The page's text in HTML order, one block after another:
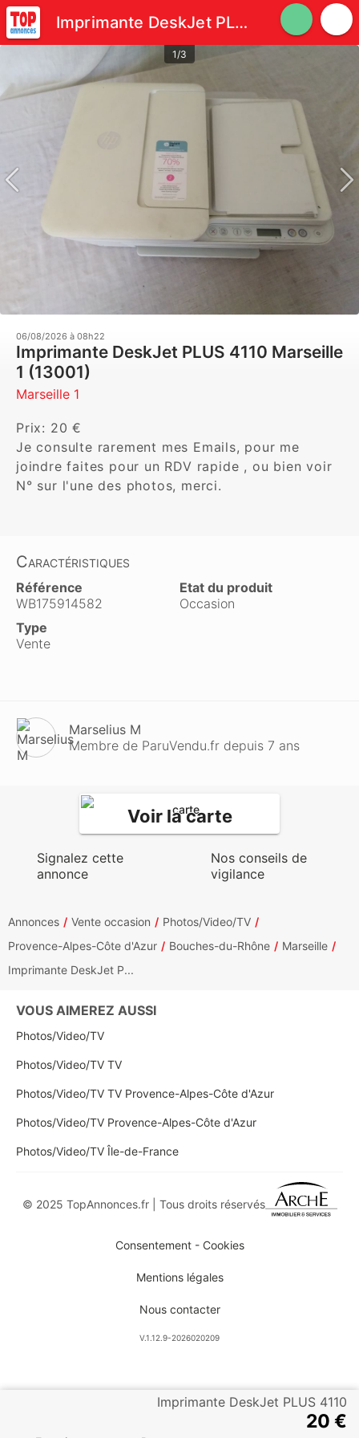
Imprimante DeskJet PLUS 4110
1/3
06/08/2026 à 08h22
Imprimante DeskJet PLUS 4110 Marseille
1 (13001)
Marseille 1
Prix: 20 €
Je consulte rarement mes Emails, pour me
joindre faites pour un RDV rapide , ou bien voir
Caractéristiques
Référence
WB175914582
Etat du produit
Occasion
Type
Vente
Marselius M
Membre de ParuVendu.fr depuis 7 ans
Voir la carte
Signalez cette
annonce
Nos conseils de
vigilance
Imprimante DeskJet PLUS 4110
20 €
Annonces Vente occasion
Photos/Video/TV
Provence-Alpes-Côte d'Azur
Bouches-du-Rhône
Marseille
Imprimante DeskJet P...
VOUS AIMEREZ AUSSI
Photos/Video/TV
Photos/Video/TV TV
Photos/Video/TV TV Provence-Alpes-Côte d'Azur
Photos/Video/TV Provence-Alpes-Côte d'Azur
Photos/Video/TV Île-de-France
© 2025 TopAnnonces.fr | Tous droits réservés
Consentement - Cookies
Mentions légales
Nous contacter
V.1.12.9-2026020209